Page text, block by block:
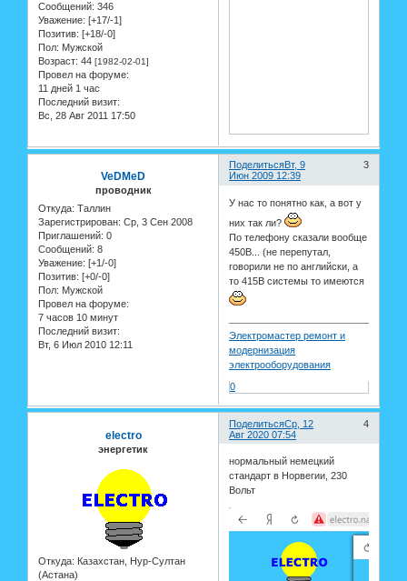
Сообщений: 346
Уважение: [+17/-1]
Позитив: [+18/-0]
Пол: Мужской
Возраст: 44 [1982-02-01]
Провел на форуме:
11 дней 1 час
Последний визит:
Вс, 28 Авг 2011 17:50
Поделиться 3
Вт, 9
Июн 2009 12:39
VeDMeD
проводник
Откуда: Таллин
Зарегистрирован: Ср, 3 Сен 2008
Приглашений: 0
Сообщений: 8
Уважение: [+1/-0]
Позитив: [+0/-0]
Пол: Мужской
Провел на форуме:
7 часов 10 минут
Последний визит:
Вт, 6 Июл 2010 12:11
У нас то понятно как, а вот у
них так ли?
По телефону сказали вообще
450В... (не перепутал,
говорили не по английски, а
то 415В системы то имеются
Электромастер ремонт и
модернизация
электрооборудования
0
Поделиться 4
Ср, 12
Авг 2020 07:54
electro
энергетик
Откуда: Казахстан, Нур-Султан
(Астана)
нормальный немецкий
стандарт в Норвегии, 230
Вольт